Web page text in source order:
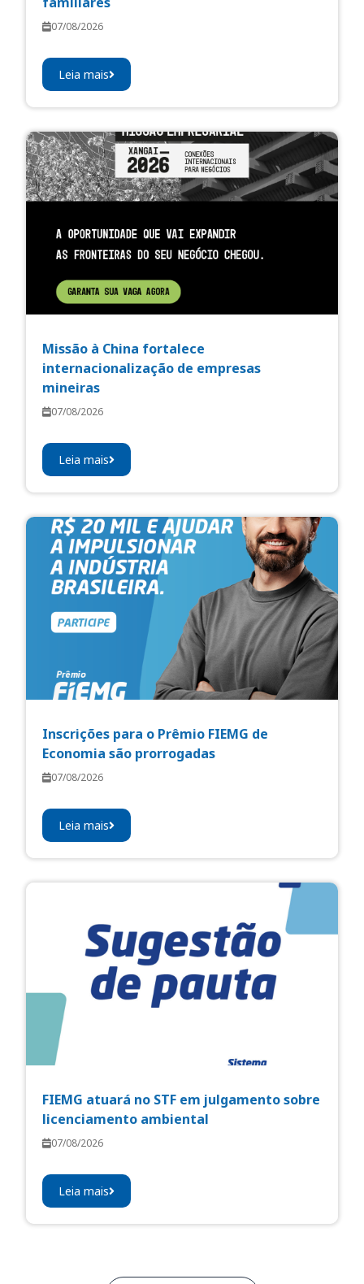
07/08/2026
Leia mais
Missão à China fortalece
internacionalização de empresas
mineiras
07/08/2026
Leia mais
Inscrições para o Prêmio FIEMG de
Economia são prorrogadas
07/08/2026
Leia mais
FIEMG atuará no STF em julgamento sobre
licenciamento ambiental
07/08/2026
Leia mais